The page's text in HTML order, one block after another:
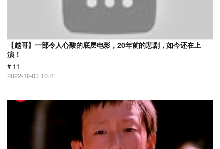
【越哥】一部令人心酸的底层电影，20年前的悲剧，如今还在上
演！
# 11
2022-10-03 10:41